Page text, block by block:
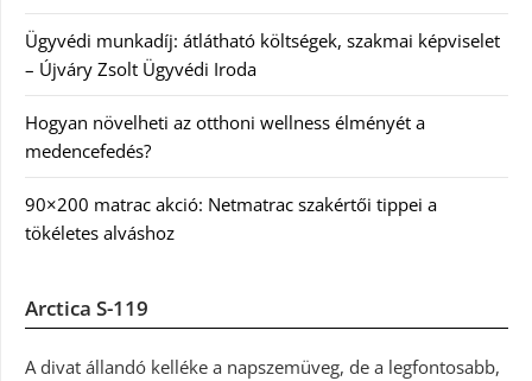
Ügyvédi munkadíj: átlátható költségek, szakmai képviselet
– Újváry Zsolt Ügyvédi Iroda
Hogyan növelheti az otthoni wellness élményét a
medencefedés?
90×200 matrac akció: Netmatrac szakértői tippei a
tökéletes alváshoz
Arctica S-119
A divat állandó kelléke a napszemüveg, de a legfontosabb,